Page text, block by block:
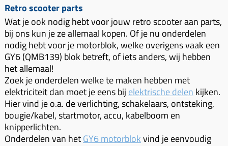
Retro scooter parts
Wat je ook nodig hebt voor jouw retro scooter aan parts,
bij ons kun je ze allemaal kopen. Of je nu onderdelen
nodig hebt voor je motorblok, welke overigens vaak een
GY6 (QMB139) blok betreft, of iets anders, wij hebben
het allemaal!
Zoek je onderdelen welke te maken hebben met
elektriciteit dan moet je eens bij elektrische delen kijken.
Hier vind je o.a. de verlichting, schakelaars, ontsteking,
bougie/kabel, startmotor, accu, kabelboom en
knipperlichten.
Onderdelen van hetGY6 motorblokvind je eenvoudig